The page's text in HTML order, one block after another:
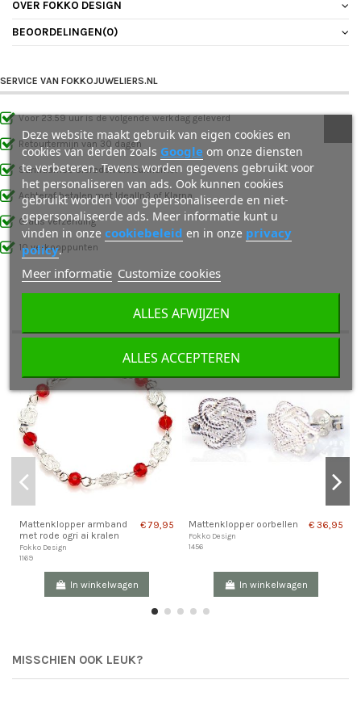
OVER FOKKO DESIGN
BEOORDELINGEN(0)
SERVICE VAN FOKKOJUWELIERS.NL
Voor 23.59 uur is de volgende werkdag geleverd
Retourtermijn van 30 dagen
Surinaamse sieraden uit Suriname!
Achteraf betalen met IdealIn3 of Klarna
Gratis verzending
10 verkooppunten
OOK INTERESSANT VOOR JOU
Mattenklopper armband
met rode ogri ai kralen
Fokko Design
1169
€ 79,95
In winkelwagen
Mattenklopper oorbellen
Fokko Design
1456
€ 36,95
In winkelwagen
MISSCHIEN OOK LEUK?
Deze website maakt gebruik van eigen cookies en
cookies van derden zoals Googleom onze diensten
te verbeteren. Tevens worden gegevens gebruikt voor
het personaliseren van ads. Ook kunnen cookies
gebruikt worden voor gepersonaliseerde en niet-
gepersonaliseerde ads. Meer informatie kunt u
vinden in onze cookiebeleid en in onze privacy
policy.
Meer informatie Customize cookies
ALLES AFWIJZEN
ALLES ACCEPTEREN